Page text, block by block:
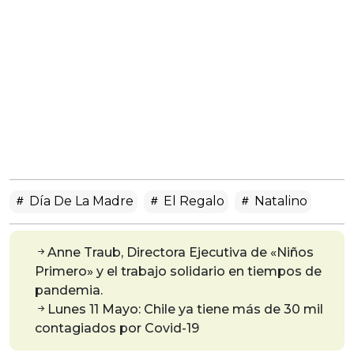
Día De La Madre El Regalo Natalino
Anne Traub, Directora Ejecutiva de «Niños
Primero» y el trabajo solidario en tiempos de
pandemia.
Lunes 11 Mayo: Chile ya tiene más de 30 mil
contagiados por Covid-19